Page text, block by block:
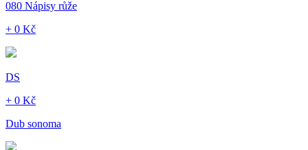
080 Nápisy růže
+ 0 Kč
DS
+ 0 Kč
Dub sonoma